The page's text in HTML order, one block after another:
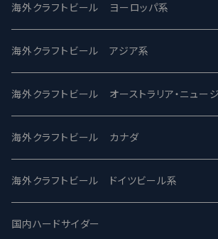
バテレ -VERTERE
2nd Story Ale Works -セカンドストーリー
ビアへるん - Beer Hearn
忽布古丹醸造 - HOP KOTAN
ワイマーケットブルーイング Y.Market
志賀高原ビール - SIGAKOGEN
Modern Times モダンタイムズ
Maui マウイ
Toppling Goliath トップリンゴライアス
Fair State フェアステイト
Lagunitas ラグニタス
FirestoneWalker ファイアストーン
海外クラフトビール ヨーロッパ系
UnBarred -アンバード
SAIREN /サイレン
ワイルドチャイルド - Wilde Child
BrewDog Brewery - ブリュードッグ
The Flying Inn / ザ フライイング イン
海外クラフトビール アジア系
gweilo-鬼佬 グウァイロ
Heart Of Darkness - ハートオブダークネス
Carbon brews -カーボン
TAIHU - タイフー
海外クラフトビール オーストラリア・ニュー
ROCKY RIDGE - ロッキーリッジ
BODRIGGY BREWING ボッドリッジー
CO-CONSPIRATORS コ・コンスピレーター
海外クラフトビール カナダ
Jackie O's ジャッキーオーズ
Westbrook ウェストブルック
海外クラフトビール ドイツビール系
Karmeliten カーメリテン
国内ハードサイダー